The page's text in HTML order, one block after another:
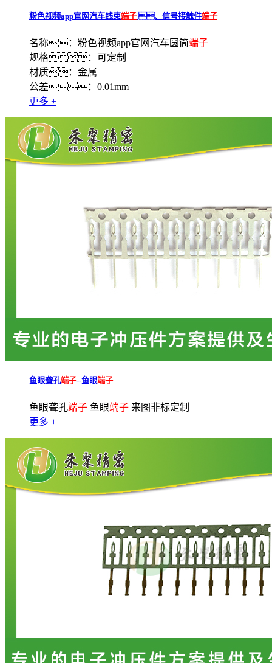
粉色视频app官网汽车线束端子、信号接触件端子
名称：粉色视频app官网汽车圆筒端子
规格：可定制
材质：金属
公差：0.01mm
更多 +
鱼眼聋孔端子--鱼眼端子
鱼眼聋孔端子 鱼眼端子 来图非标定制
更多 +